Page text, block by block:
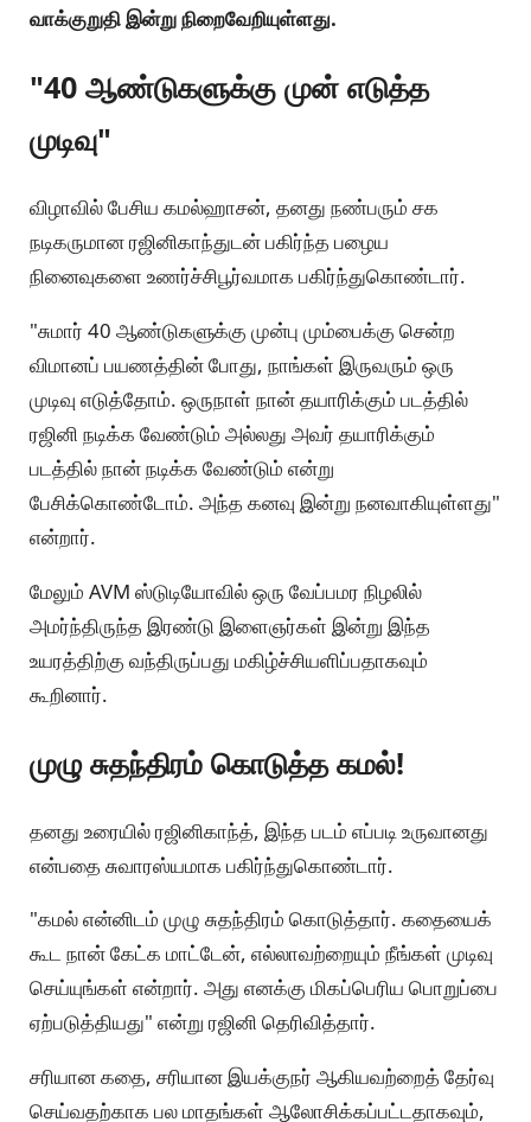
வாக்குறுதி இன்று நிறைவேறியுள்ளது.
"40 ஆண்டுகளுக்கு முன் எடுத்த
முடிவு"
விழாவில் பேசிய கமல்ஹாசன், தனது நண்பரும் சக
நடிகருமான ரஜினிகாந்துடன் பகிர்ந்த பழைய
நினைவுகளை உணர்ச்சிபூர்வமாக பகிர்ந்துகொண்டார்.
"சுமார் 40 ஆண்டுகளுக்கு முன்பு மும்பைக்கு சென்ற
விமானப் பயணத்தின் போது, நாங்கள் இருவரும் ஒரு
முடிவு எடுத்தோம். ஒருநாள் நான் தயாரிக்கும் படத்தில்
ரஜினி நடிக்க வேண்டும் அல்லது அவர் தயாரிக்கும்
படத்தில் நான் நடிக்க வேண்டும் என்று
பேசிக்கொண்டோம். அந்த கனவு இன்று நனவாகியுள்ளது"
என்றார்.
மேலும் AVM ஸ்டுடியோவில் ஒரு வேப்பமர நிழலில்
அமர்ந்திருந்த இரண்டு இளைஞர்கள் இன்று இந்த
உயரத்திற்கு வந்திருப்பது மகிழ்ச்சியளிப்பதாகவும்
கூறினார்.
முழு சுதந்திரம் கொடுத்த கமல்!
தனது உரையில் ரஜினிகாந்த், இந்த படம் எப்படி உருவானது
என்பதை சுவாரஸ்யமாக பகிர்ந்துகொண்டார்.
"கமல் என்னிடம் முழு சுதந்திரம் கொடுத்தார். கதையைக்
கூட நான் கேட்க மாட்டேன், எல்லாவற்றையும் நீங்கள் முடிவு
செய்யுங்கள் என்றார். அது எனக்கு மிகப்பெரிய பொறுப்பை
ஏற்படுத்தியது" என்று ரஜினி தெரிவித்தார்.
சரியான கதை, சரியான இயக்குநர் ஆகியவற்றைத் தேர்வு
செய்வதற்காக பல மாதங்கள் ஆலோசிக்கப்பட்டதாகவும்,